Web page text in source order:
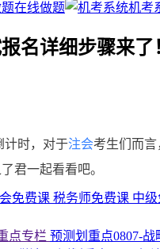
免费课 税务师免费课 中
点专栏 预测划重点0807-
在线做题 机考
名详细步骤来
计时，对于注会考生们而
君一起看看吧。